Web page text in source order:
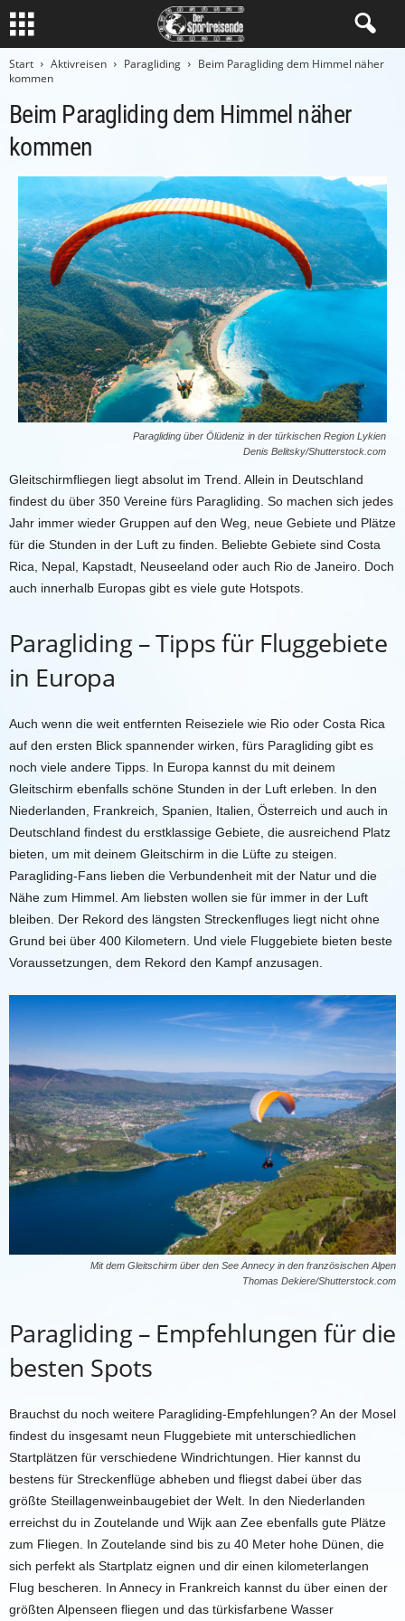
Start Aktivreisen Paragliding
Beim Paragliding dem Himmel näher
kommen
Beim Paragliding dem Himmel näher
kommen
Paragliding über Ölüdeniz in der türkischen Region Lykien
Denis Belitsky/Shutterstock.com
Gleitschirmfliegen liegt absolut im Trend. Allein in Deutschland
findest du über 350 Vereine fürs Paragliding. So machen sich jedes
Jahr immer wieder Gruppen auf den Weg, neue Gebiete und Plätze
für die Stunden in der Luft zu finden. Beliebte Gebiete sind Costa
Rica, Nepal, Kapstadt, Neuseeland oder auch Rio de Janeiro. Doch
auch innerhalb Europas gibt es viele gute Hotspots.
Paragliding – Tipps für Fluggebiete
in Europa
Auch wenn die weit entfernten Reiseziele wie Rio oder Costa Rica
auf den ersten Blick spannender wirken, fürs Paragliding gibt es
noch viele andere Tipps. In Europa kannst du mit deinem
Gleitschirm ebenfalls schöne Stunden in der Luft erleben. In den
Niederlanden, Frankreich, Spanien, Italien, Österreich und auch in
Deutschland findest du erstklassige Gebiete, die ausreichend Platz
bieten, um mit deinem Gleitschirm in die Lüfte zu steigen.
Paragliding-Fans lieben die Verbundenheit mit der Natur und die
Nähe zum Himmel. Am liebsten wollen sie für immer in der Luft
bleiben. Der Rekord des längsten Streckenfluges liegt nicht ohne
Grund bei über 400 Kilometern. Und viele Fluggebiete bieten beste
Voraussetzungen, dem Rekord den Kampf anzusagen.
Mit dem Gleitschirm über den See Annecy in den französischen Alpen
Thomas Dekiere/Shutterstock.com
Paragliding – Empfehlungen für die
besten Spots
Brauchst du noch weitere Paragliding-Empfehlungen? An der Mosel
findest du insgesamt neun Fluggebiete mit unterschiedlichen
Startplätzen für verschiedene Windrichtungen. Hier kannst du
bestens für Streckenflüge abheben und fliegst dabei über das
größte Steillagenweinbaugebiet der Welt. In den Niederlanden
erreichst du in Zoutelande und Wijk aan Zee ebenfalls gute Plätze
zum Fliegen. In Zoutelande sind bis zu 40 Meter hohe Dünen, die
sich perfekt als Startplatz eignen und dir einen kilometerlangen
Flug bescheren. In Annecy in Frankreich kannst du über einen der
größten Alpenseen fliegen und das türkisfarbene Wasser